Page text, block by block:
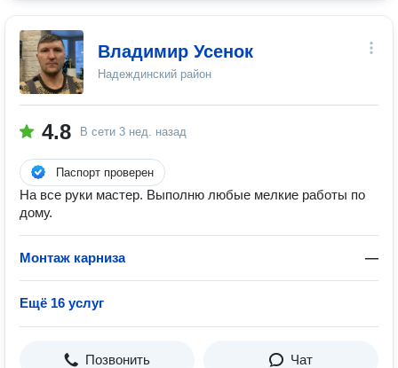
Владимир Усенок
Надеждинский район
4.8 В сети 3 нед. назад
Паспорт проверен
На все руки мастер. Выполню любые мелкие работы по
дому.
Монтаж карниза —
Ещё 16 услуг
Позвонить Чат